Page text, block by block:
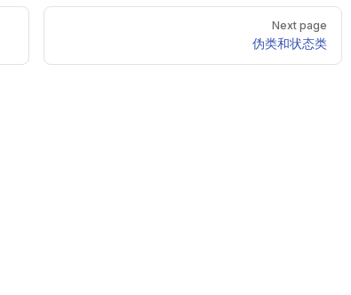
Next page
伪类和状态类